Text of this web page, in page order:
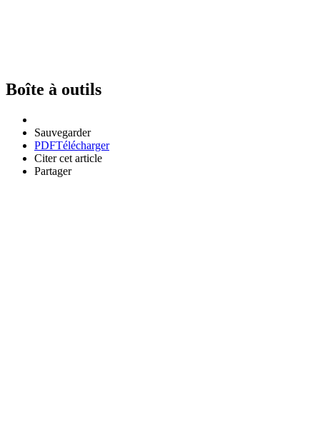
Boîte à outils
Sauvegarder
PDFTélécharger
Citer cet article
Partager